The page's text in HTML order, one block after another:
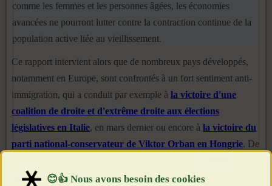
comme les femmes et les personnes âgées, les économies
avancées ne pourront lutter contre la contraction continue de la
population active liée au vieillissement.
Ce rapport intervient alors que de nombreux pays développés,
notamment en Europe, sont confrontés à un fort sentiment anti-
immigration, qui a conduit par exemple à la victoire d'une
coalition de droite et d'extrême droite aux élections
législatives en Italie, en mars dernier ou encore à la victoire du
parti national-conservateur de Viktor Orban en Hongrie. De
Trumpa, lui, promis de limiter l'immigration légale et de lutter